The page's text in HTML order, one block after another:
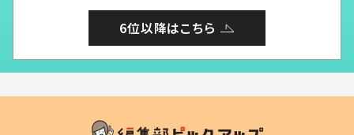
6位以降はこちら